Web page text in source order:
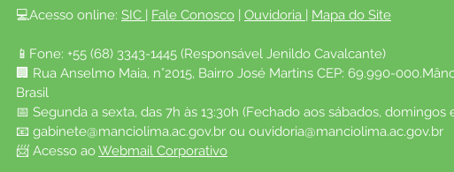
💻Acesso online: SIC | Fale Conosco | Ouvidoria | Mapa do Site
📱Fone: +55 (68) 3343-1445 (Responsável Jenildo Cavalcante)
🏢 Rua Anselmo Maia, n°2015, Bairro José Martins CEP: 69.990-
Brasil
📅 Segunda a sexta, das 7h às 13:30h (Fechado aos sábados, domingos
📧 gabinete@manciolima.ac.gov.br ou ouvidoria@manciolima.ac.gov.br
📨 Acesso ao Webmail Corporativo